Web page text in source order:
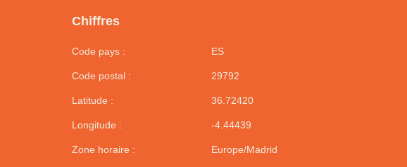
Chiffres
Code pays : ES
Code postal : 29792
Latitude : 36.72420
Longitude : -4.44439
Zone horaire : Europe/Madrid